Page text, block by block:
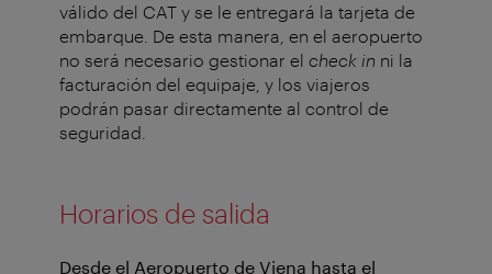
válido del CAT y se le entregará la tarjeta de
embarque. De esta manera, en el aeropuerto
no será necesario gestionar el check in ni la
facturación del equipaje, y los viajeros
podrán pasar directamente al control de
seguridad.
Horarios de salida
Desde el Aeropuerto de Viena hasta el